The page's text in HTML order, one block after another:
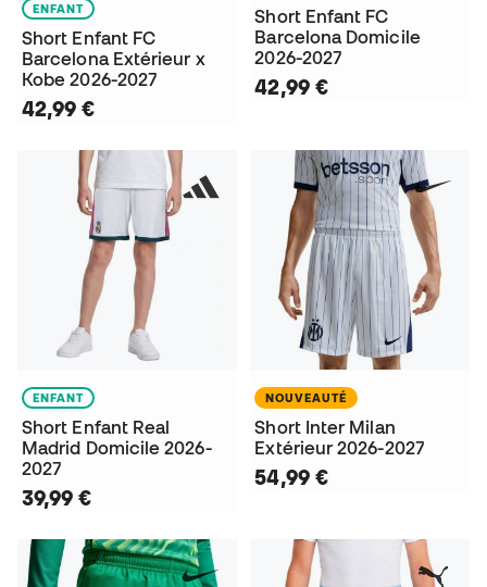
ENFANT
Short Enfant FC
Barcelona Extérieur x
Kobe 2026-2027
42,99 €
Short Enfant FC
Barcelona Domicile
2026-2027
42,99 €
ENFANT
Short Enfant Real
Madrid Domicile 2026-
2027
39,99 €
NOUVEAUTÉ
Short Inter Milan
Extérieur 2026-2027
54,99 €